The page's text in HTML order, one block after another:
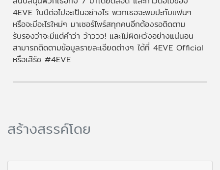
4EVE ในปีต่อไปจะเป็นอย่างไร พวกเธอจะพบปะกับแฟนๆ
หรือจะมีอะไรใหม่ๆ มาเซอร์ไพร์สทุกคนอีกต้องรอติดตาม
รับรองว่าจะมีแต่คำว่า ว้าววว! และไม่ผิดหวังอย่างแน่นอน
สามารถติดตามข้อมูลรายละเอียดต่างๆ ได้ที่ 4EVE Official
หรือเสิร์ช #4EVE
สร้างสรรค์โดย